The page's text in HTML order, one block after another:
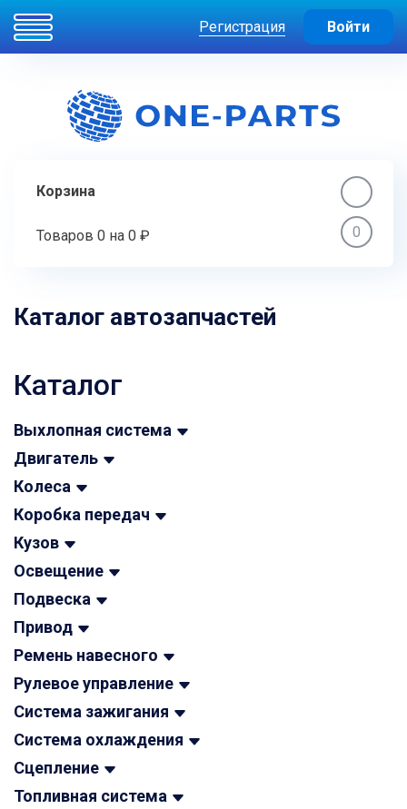
Регистрация Войти
Корзина
Товаров 0 на 0 ₽ 0
Каталог автозапчастей
Каталог
Выхлопная система
Двигатель
Колеса
Коробка передач
Кузов
Освещение
Подвеска
Привод
Ремень навесного
Рулевое управление
Система зажигания
Система охлаждения
Сцепление
Топливная система